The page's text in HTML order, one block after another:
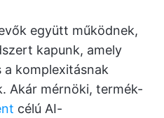
együtt működnek,
kapunk, amely
a komplexitásnak
Akár mérnöki, termék-
célú AI-